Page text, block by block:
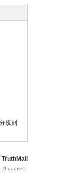
規則
TruthMall
9 queries .